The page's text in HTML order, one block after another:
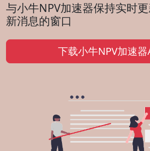
与小牛NPV加速器保持实时
新消息的窗口
下载小牛NPV加速